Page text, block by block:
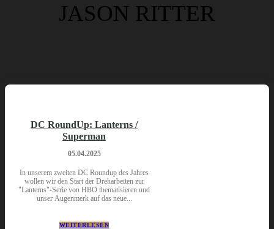
JASON RITTER
DC RoundUp: Lanterns /
Superman
05.04.2025
In unserem zweiten DC Roundup des Jahres
wollen wir den Start der Dreharbeiten zur
"Lanterns"-Serie von HBO thematisieren und
unser Augenmerk auf das neue...
WEITERLESEN